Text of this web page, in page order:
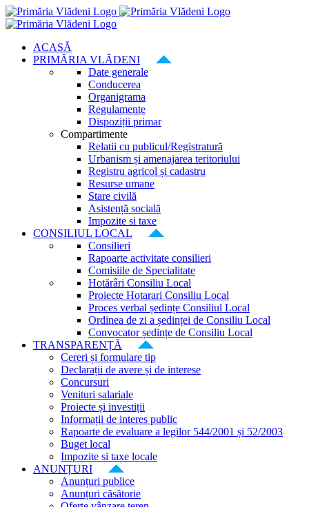
Skip
to
ACASĂ
PRIMĂRIA VLĂDENI
Date generale
Conducerea
Organigrama
Regulamente
Dispoziții primar
Compartimente
Relatii cu publicul/Registratură
Urbanism și amenajarea teritoriului
Registru agricol și cadastru
Resurse umane
Stare civilă
Asistență socială
Impozite si taxe
CONSILIUL LOCAL
Consilieri
Rapoarte activitate consilieri
Comisiile de Specialitate
Hotărâri Consiliu Local
Proiecte Hotarari Consiliu Local
Proces verbal ședințe Consiliul Local
Ordinea de zi a ședinței de Consiliu Local
Convocator ședințe de Consiliu Local
TRANSPARENȚĂ
Cereri și formulare tip
Declarații de avere și de interese
Concursuri
Venituri salariale
Proiecte și investiții
Informații de interes public
Rapoarte de evaluare a legilor 544/2001 și 52/2003
Buget local
Impozite si taxe locale
ANUNȚURI
Anunțuri publice
Anunțuri căsătorie